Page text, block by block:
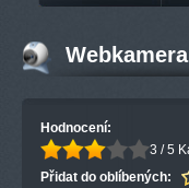
Hodnocení:
3 / 5
Přidat do oblíbených: